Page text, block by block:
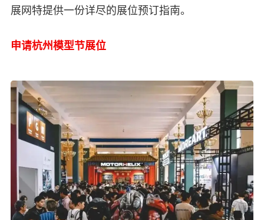
展网特提供一份详尽的展位预订指南。
申请杭州模型节展位